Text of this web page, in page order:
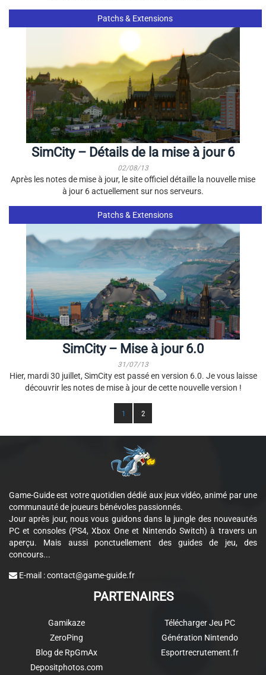
Patchs & Extensions
SimCity – Détails de la mise à jour 6
02/08/13
Après les notes de mise à jour, le site officiel détaille la nouvelle mise
à jour 6 actuellement sur nos serveurs.
Patchs & Extensions
SimCity – Mise à jour 6.0
31/07/13
Hier, mardi 30 juillet, SimCity est passé en version 6.0. Je vous laisse
découvrir les notes de mise à jour de cette nouvelle version !
1 2
Game-Guide est votre quotidien dédié aux jeux vidéo, animé par une
communauté de joueurs bénévoles passionnés.
Jour après jour, nous vous guidons dans la jungle des nouveautés
PC et consoles (PS4, Xbox One et Nintendo Switch) à travers un
aperçu. Mais aussi ponctuellement des guides de jeu, des
concours...
E-mail :contact@game-guide.fr
PARTENAIRES
Gamikaze
ZeroPing
Blog de RpGmAx
Depositphotos.com
Télécharger Jeu PC
Génération Nintendo
Esportrecrutement.fr